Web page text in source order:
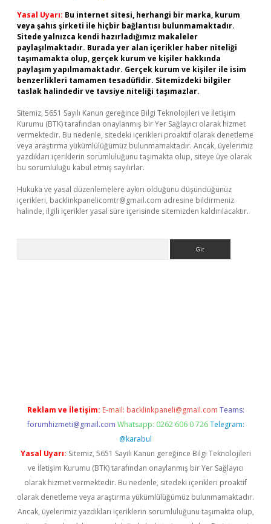
Yasal Uyarı: Bu internet sitesi, herhangi bir marka, kurum
veya şahıs şirketi ile hiçbir bağlantısı bulunmamaktadır.
Sitede yalnızca kendi hazırladığımız makaleler
paylaşılmaktadır. Burada yer alan içerikler haber niteliği
taşımamakta olup, gerçek kurum ve kişiler hakkında
paylaşım yapılmamaktadır. Gerçek kurum ve kişiler ile isim
benzerlikleri tamamen tesadüfidir. Sitemizdeki bilgiler
taslak halindedir ve tavsiye niteliği taşımazlar.
Sitemiz, 5651 Sayılı Kanun gereğince Bilgi Teknolojileri ve İletişim
Kurumu (BTK) tarafından onaylanmış bir Yer Sağlayıcı olarak hizmet
vermektedir. Bu nedenle, sitedeki içerikleri proaktif olarak denetleme
veya araştırma yükümlülüğümüz bulunmamaktadır. Ancak, üyelerimiz
yazdıkları içeriklerin sorumluluğunu taşımakta olup, siteye üye olarak
bu sorumluluğu kabul etmiş sayılırlar.
Hukuka ve yasal düzenlemelere aykırı olduğunu düşündüğünüz
içerikleri, backlinkpanelicomtr@gmail.com adresine bildirmeniz
halinde, ilgili içerikler yasal süre içerisinde sitemizden kaldırılacaktır.
Reklam ve İletişim: E-mail: backlinkpaneli@gmail.com Teams:
forumhizmeti@gmail.com Whatsapp: 0262 606 0 726 Telegram:
@karabul
Yasal Uyarı: Sitemiz, 5651 Sayılı Kanun gereğince Bilgi Teknolojileri
ve İletişim Kurumu (BTK) tarafından onaylanmış bir Yer Sağlayıcı
olarak hizmet vermektedir. Bu nedenle, sitedeki içerikleri proaktif
olarak denetleme veya araştırma yükümlülüğümüz bulunmamaktadır.
Ancak, üyelerimiz yazdıkları içeriklerin sorumluluğunu taşımakta olup,